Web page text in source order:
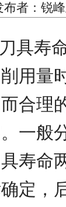
布者：锐
寿命
用量
合理
一般
寿命
定，